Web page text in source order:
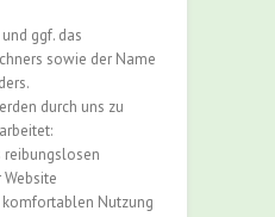
ggf. das
sowie der Name
durch uns zu
reibungslosen
Nutzung